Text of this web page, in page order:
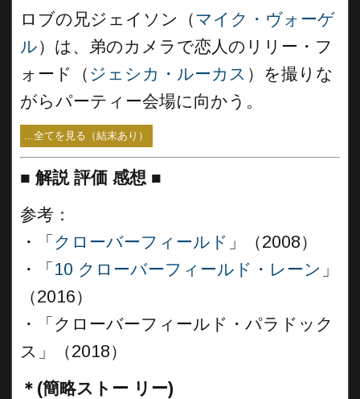
ロブの兄ジェイソン（マイク・ヴォーゲ
ル）は、弟のカメラで恋人のリリー・フ
ォード（ ジェシカ・ルーカス ）を撮りな
がらパーティー会場に向かう。
...全てを見る（結末あり）
■ 解説 評価 感想 ■
参考：
・「 クローバーフィールド 」（2008）
・「 10 クローバーフィールド・レーン 」
（2016）
・「クローバーフィールド・パラドック
ス」（2018）
＊(簡略ストー リー)